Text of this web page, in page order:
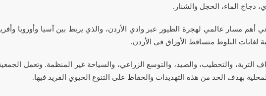
دجاج الماء، الحجل والشنار.
أهم مسار عالمي لهجرة الطيور عبر وادي الأردن، والذي يربط بين آسيا وأوروبا
لغابات البلوط متساقط الأوراق في الأردن.
التربة، والتحطيب، والصيد، والتوسع الزراعي، والسياحة غير المنظمة. وتعمل
بهدف الحد من هذه التهديدات والحفاظ على التنوع الحيوي الفريد فيها.